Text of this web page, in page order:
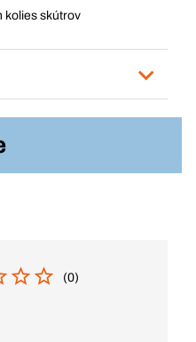
kolies skútrov
(0)